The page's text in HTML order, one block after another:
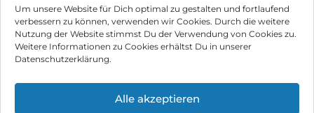
Um unsere Website für Dich optimal zu gestalten und fortlaufend
verbessern zu können, verwenden wir Cookies. Durch die weitere
Nutzung der Website stimmst Du der Verwendung von Cookies zu.
Weitere Informationen zu Cookies erhältst Du in unserer
Datenschutzerklärung.
Alle akzeptieren
Impressum